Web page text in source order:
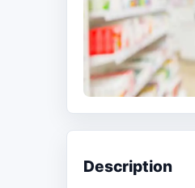
Description